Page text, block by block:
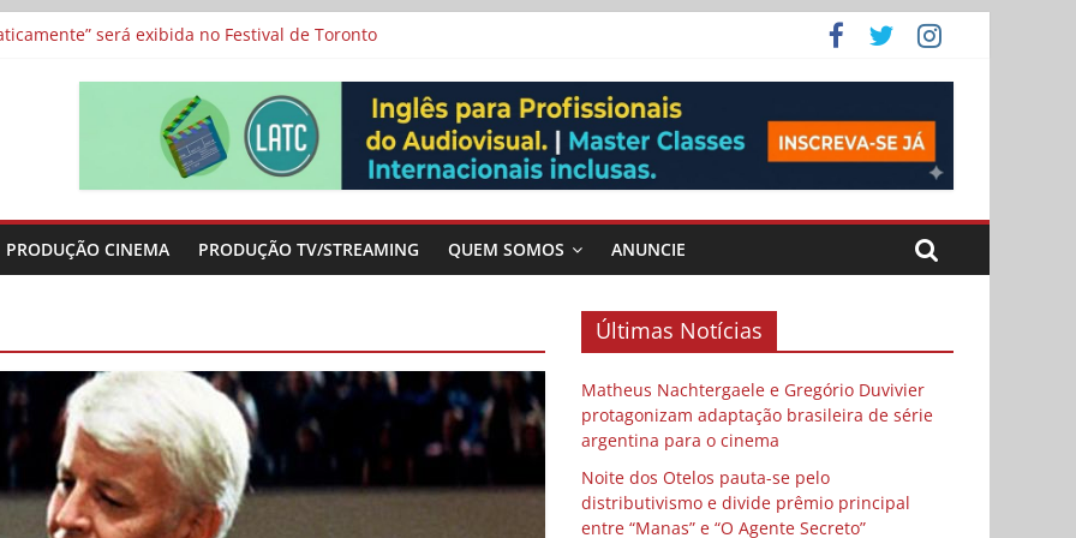
“Os Feiticeiros Inocentes” e filme-tributo de Wajda a Zbigniew Cybulski
será exibida no Festival de Toronto
e divide prêmio principal entre “Manas” e “O Agente Secreto”
metragens sobre envelhecimento criados a partir de histórias de vida
PRODUÇÃO CINEMA PRODUÇÃO TV/STREAMING QUEM SOMOS ANUNCIE
Últimas Notícias
Matheus Nachtergaele e Gregório Duvivier
protagonizam adaptação brasileira de série
argentina para o cinema
Noite dos Otelos pauta-se pelo
distributivismo e divide prêmio principal
entre “Manas” e “O Agente Secreto”